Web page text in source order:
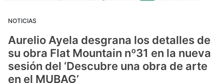
NOTICIAS
Aurelio Ayela desgrana los detalles de
su obra Flat Mountain nº31 en la nueva
sesión del ‘Descubre una obra de arte
en el MUBAG’